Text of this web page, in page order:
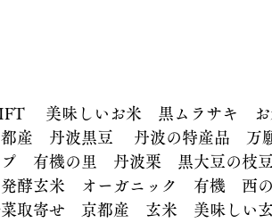
　美味しいお米　黒ムラサキ　お
産　丹波黒豆 　丹波の特産品　万
　有機の里　丹波栗　黒大豆の枝
酵玄米　オーガニック　有機　西
取寄せ　京都産　玄米　美味しい